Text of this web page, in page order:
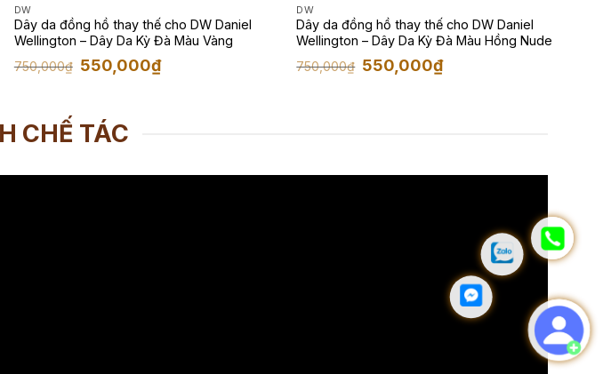
DW
Dây da đồng hồ thay thế cho DW Daniel
Wellington – Dây Da Kỳ Đà Màu Vàng
750,000₫ Giá
gốc
550,000₫Giá
hiện
DW
Dây da đồng hồ thay thế cho DW Daniel
Wellington – Dây Da Kỳ Đà Màu Hồng Nude
750,000₫ Giá
gốc
550,000₫Giá
hiện
CHẾ TÁC